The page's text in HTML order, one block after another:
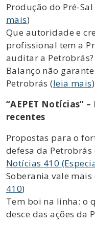
Produção do Pré-
mais)
Que autoridade e
profissional tem a
auditar a Petrobrás?
Balanço não
Petrobrás (leia mais)
“AEPET Notícias”
recentes
Propostas para o
defesa da
Notícias 410
Soberania vale
410)
Tem boi na linha: o
desce das ações da